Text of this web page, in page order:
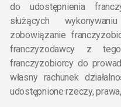
do udostępnienia
służących
zobowiązanie
franczyzodawcy z
franczyzobiorcy do
własny rachunek
udostępnione rzeczy,